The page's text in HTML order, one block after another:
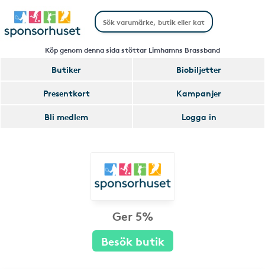
Köp genom denna sida stöttar Limhamns Brassband
Butiker
Biobiljetter
Presentkort
Kampanjer
Bli medlem
Logga in
Ger 5%
Besök butik